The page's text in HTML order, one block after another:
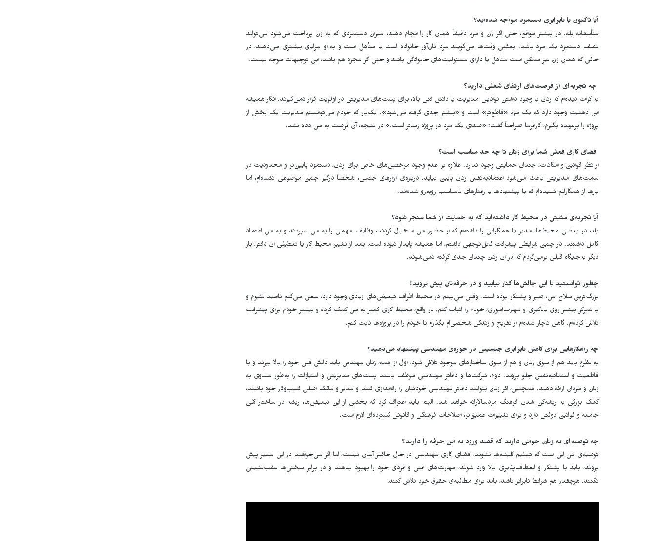
آیا تاکنون با نابرابری دستمزد مواجه شدهاید؟
متأسفانه بله. در بیشتر مواقع، حتی اگر زن و مرد دقیقاً همان کار را انجام دهند، میزان دستمزدی که به زن پرداخت می‌شود می‌تواند
نصف دستمزد یک مرد باشد. بعضی وقت‌ها می‌گویند مرد نان‌آور خانواده است یا متأهل است و به او مزایای بیشتری می‌دهند، در
حالی که همان زن نیز ممکن است متأهل یا دارای مسئولیت‌های خانوادگی باشد و حتی اگر مجرد هم باشد، این توجیهات موجه نیست.
چه تجربهای از فرصتهای ارتقای شغلی دارید؟
به کرات دیده‌ام که زنان با وجود داشتن توانایی مدیریت یا دانش فنی بالا، برای پست‌های مدیریتی در اولویت قرار نمی‌گیرند. انگار همیشه
این ذهنیت وجود دارد که یک مرد «قاطع‌تر» است و «بیشتر جدی گرفته می‌شود». یک‌بار که خودم می‌توانستم مدیریت یک بخش از
پروژه را برعهده بگیرم، کارفرما صراحتاً گفت: «صدای یک مرد در پروژه رساتر است.» در نتیجه، آن فرصت به من داده نشد.
فضای کاری فعلی شما برای زنان تا چه حد مناسب است؟
از نظر قوانین و امکانات، چندان حمایتی وجود ندارد. علاوه بر عدم وجود مرخصی‌های خاص برای زنان، دستمزد پایین‌تر و محدودیت در
سمت‌های مدیریتی باعث می‌شود اعتمادبه‌نفس زنان پایین بیاید. درباره‌ی آزارهای جنسی، شخصاً درگیر چنین موضوعی نشده‌ام، اما
بارها از همکارانم شنیده‌ام که با پیشنهادها یا رفتارهای نامناسب روبه‌رو شده‌اند.
آیا تجربه‌ی مثبتی در محیط کار داشتهاید که به حمایت از شما منجر شود؟
بله، در بعضی محیط‌ها، مدیر یا همکارانی را داشته‌ام که از حضور من استقبال کردند، وظایف مهمی را به من سپردند و به من اعتماد
کامل داشتند. در چنین شرایطی پیشرفت قابل‌توجهی داشتم، اما همیشه پایدار نبوده است. بعد از تغییر محیط کار یا تعطیلی آن دفتر، بار
دیگر به‌جایگاه قبلی برمی‌گردم که در آن زنان چندان جدی گرفته نمی‌شوند.
چطور توانستید با این چالشها کنار بیایید و در حرفهتان پیش بروید؟
بزرگ‌ترین سلاح من، صبر و پشتکار بوده است. وقتی می‌بینم در محیط اطراف تبعیض‌های زیادی وجود دارد، سعی می‌کنم ناامید نشوم و
با تمرکز بیشتر روی یادگیری و مهارت‌آموزی، خودم را اثبات کنم. در واقع، محیط کاری کمتر به من کمک کرده و بیشتر خودم برای پیشرفت
تلاش کرده‌ام. گاهی ناچار شده‌ام از تفریح و زندگی شخصی‌ام بگذرم تا خودم را در پروژه‌ها ثابت کنم.
چه راهکارهایی برای کاهش نابرابری جنسیتی در حوزه‌ی مهندسی پیشنهاد میدهید؟
به نظرم باید هم از سوی زنان و هم از سوی ساختارهای موجود تلاش شود. اول از همه، زنان مهندس باید دانش فنی خود را بالا ببرند و با
قاطعیت و اعتمادبه‌نفس جلو بروند. دوم، شرکت‌ها و دفاتر مهندسی موظف باشند پست‌های مدیریتی و امتیازات را به‌طور مساوی به
زنان و مردان ارائه دهند. همچنین، اگر زنان بتوانند دفاتر مهندسی خودشان را راه‌اندازی کنند و مدیر و مالک اصلی کسب‌وکار خود باشند،
کمک بزرگی به ریشه‌کن شدن فرهنگ مردسالارانه خواهد شد. البته باید اعتراف کرد که بخشی از این تبعیض‌ها، ریشه در ساختار کلی
جامعه و قوانین دولتی دارد و برای تغییرات عمیق‌تر، اصلاحات فرهنگی و قانونی گسترده‌ای لازم است.
چه توصیهای به زنان جوانی دارید که قصد ورود به این حرفه را دارند؟
توصیه‌ی من این است که تسلیم کلیشه‌ها نشوند. فضای کاری مهندسی در حال حاضر آسان نیست، اما اگر می‌خواهند در این مسیر پیش
بروند، باید با پشتکار و انعطاف‌پذیری بالا وارد شوند، مهارت‌های فنی و فردی خود را بهبود بدهند و در برابر سختی‌ها عقب‌نشینی
نکنند. هرچقدر هم شرایط نابرابر باشد، باید برای مطالبه‌ی حقوق خود تلاش کنند.